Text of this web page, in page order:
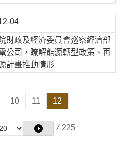
04
財政及經濟委員會巡察經濟部
公司，瞭解能源轉型政策、再
計畫推動情形
10 11 12
/ 225